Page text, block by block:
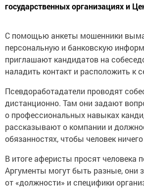
государственных организациях и
С помощью анкеты мошенники
персональную и банковскую
приглашают кандидатов на
наладить контакт и расположить к
Псевдоработадатели проводят
дистанционно. Там они задают
о профессиональных навыках
рассказывают о компании и
обязанностях, чтобы человек
В итоге аферисты просят человека
Аргументы могут быть разные, они
от «должности» и специфики